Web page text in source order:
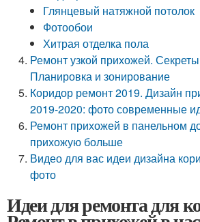
Глянцевый натяжной потолок
Фотообои
Хитрая отделка пола
Ремонт узкой прихожей.
Планировка и зонирование
Коридор ремонт 2019. Дизайн
2019-2020: фото современные
Ремонт прихожей в панельном
прихожую больше
Видео для вас идеи дизайна
фото
Идеи для ремонта для